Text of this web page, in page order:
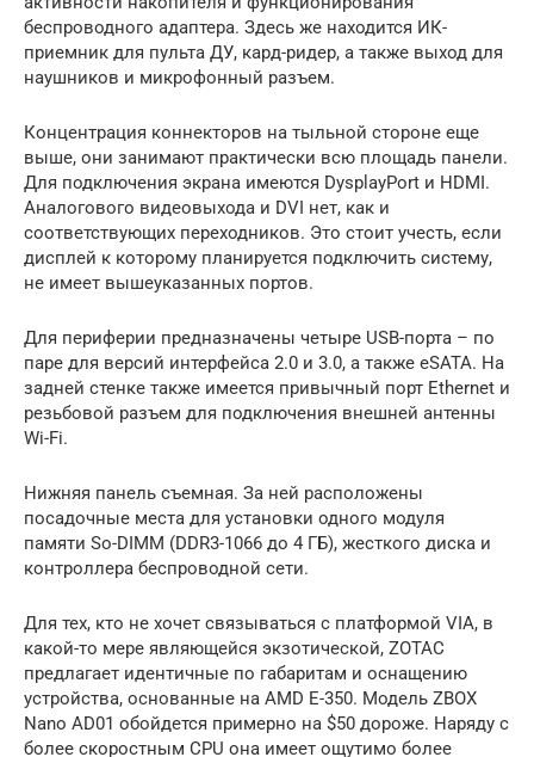
беспроводного адаптера. Здесь же находится ИК-
приемник для пульта ДУ, кард-ридер, а также выход для
наушников и микрофонный разъем.
Концентрация коннекторов на тыльной стороне еще
выше, они занимают практически всю площадь панели.
Для подключения экрана имеются DysplayPort и HDMI.
Аналогового видеовыхода и DVI нет, как и
соответствующих переходников. Это стоит учесть, если
дисплей к которому планируется подключить систему,
не имеет вышеуказанных портов.
Для периферии предназначены четыре USB-порта – по
паре для версий интерфейса 2.0 и 3.0, а также eSATA. На
задней стенке также имеется привычный порт Ethernet и
резьбовой разъем для подключения внешней антенны
Wi-Fi.
Нижняя панель съемная. За ней расположены
посадочные места для установки одного модуля
памяти So-DIMM (DDR3-1066 до 4 ГБ), жесткого диска и
контроллера беспроводной сети.
Для тех, кто не хочет связываться с платформой VIA, в
какой-то мере являющейся экзотической, ZOTAC
предлагает идентичные по габаритам и оснащению
устройства, основанные на AMD E-350. Модель ZBOX
Nano AD01 обойдется примерно на $50 дороже. Наряду с
более скоростным CPU она имеет ощутимо более